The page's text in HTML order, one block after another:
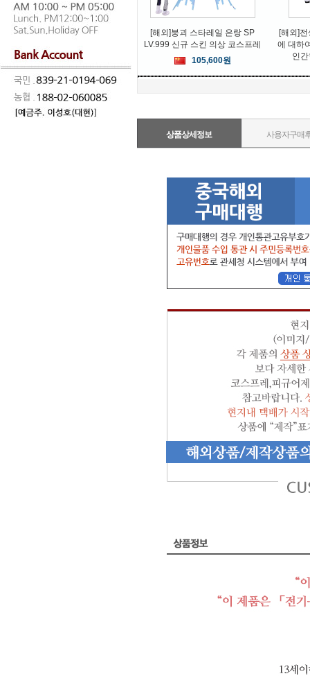
[해외]붕괴 스타레일 은랑 SP
LV.999 신규 스킨 의상 코스프레
105,600원
[해외]
에 대하
인
상품상세정보 사용자구매